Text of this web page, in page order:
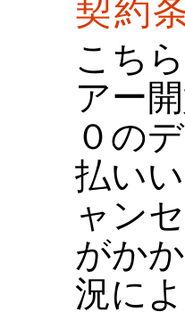
契約
こち
アー
０の
払い
ャン
がか
況に